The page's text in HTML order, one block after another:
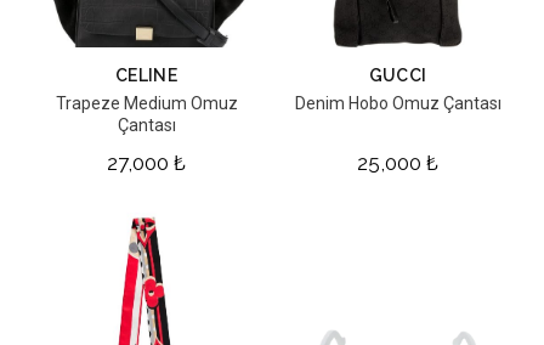
CELINE
Trapeze Medium Omuz
Çantası
27,000 ₺
GUCCI
Denim Hobo Omuz Çantası
25,000 ₺